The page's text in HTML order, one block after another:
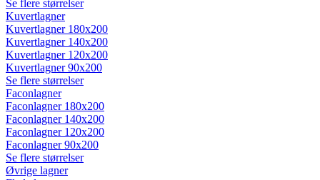
Se flere størrelser
Kuvertlagner
Kuvertlagner 180x200
Kuvertlagner 140x200
Kuvertlagner 120x200
Kuvertlagner 90x200
Se flere størrelser
Faconlagner
Faconlagner 180x200
Faconlagner 140x200
Faconlagner 120x200
Faconlagner 90x200
Se flere størrelser
Øvrige lagner